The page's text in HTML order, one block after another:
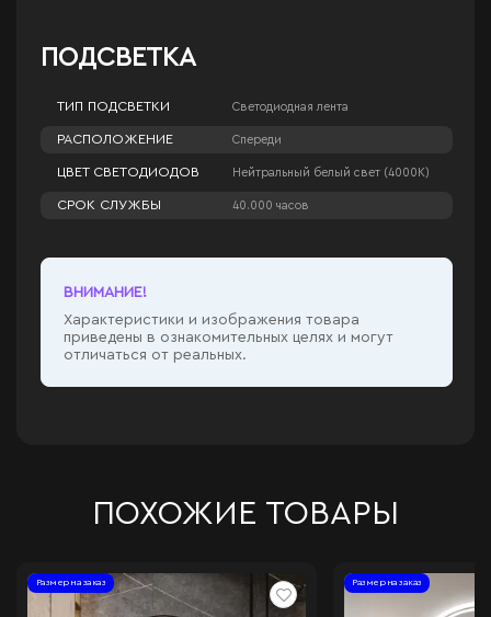
ПОДСВЕТКА
ТИП ПОДСВЕТКИ Светодиодная лента
РАСПОЛОЖЕНИЕ Спереди
ЦВЕТ СВЕТОДИОДОВ Нейтральный белый свет (4000К)
СРОК СЛУЖБЫ 40.000 часов
ВНИМАНИЕ!
Характеристики и изображения товара
приведены в ознакомительных целях и могут
отличаться от реальных.
ПОХОЖИЕ ТОВАРЫ
Размер на заказ Размер на заказ